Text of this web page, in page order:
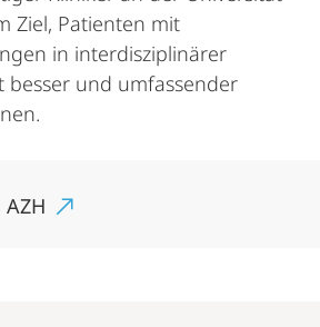
Ziel, Patienten mit
in interdisziplinärer
besser und umfassender